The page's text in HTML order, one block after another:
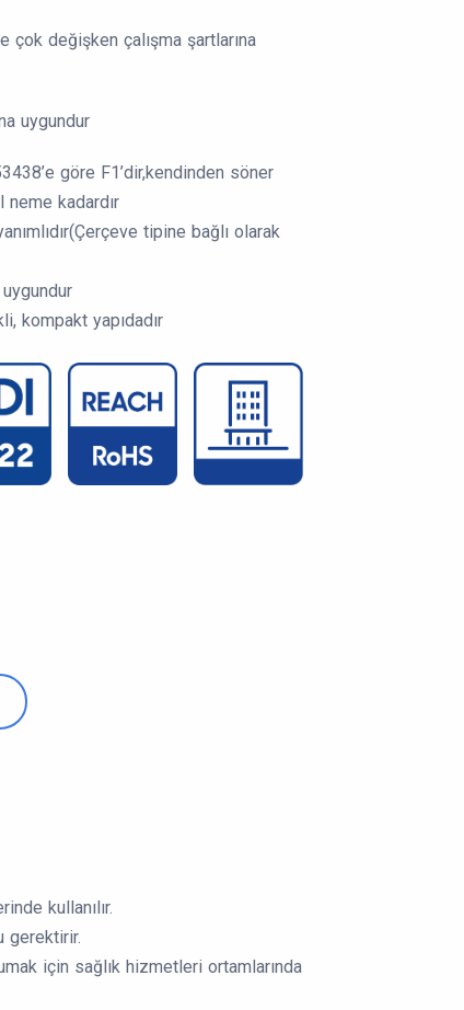
çok değişken çalışma şartlarına
uygundur
göre F1’dir,kendinden söner
neme kadardır
tipine bağlı olarak
kompakt yapıdadır
kullanılır.
gerektirir.
için sağlık hizmetleri ortamlarında